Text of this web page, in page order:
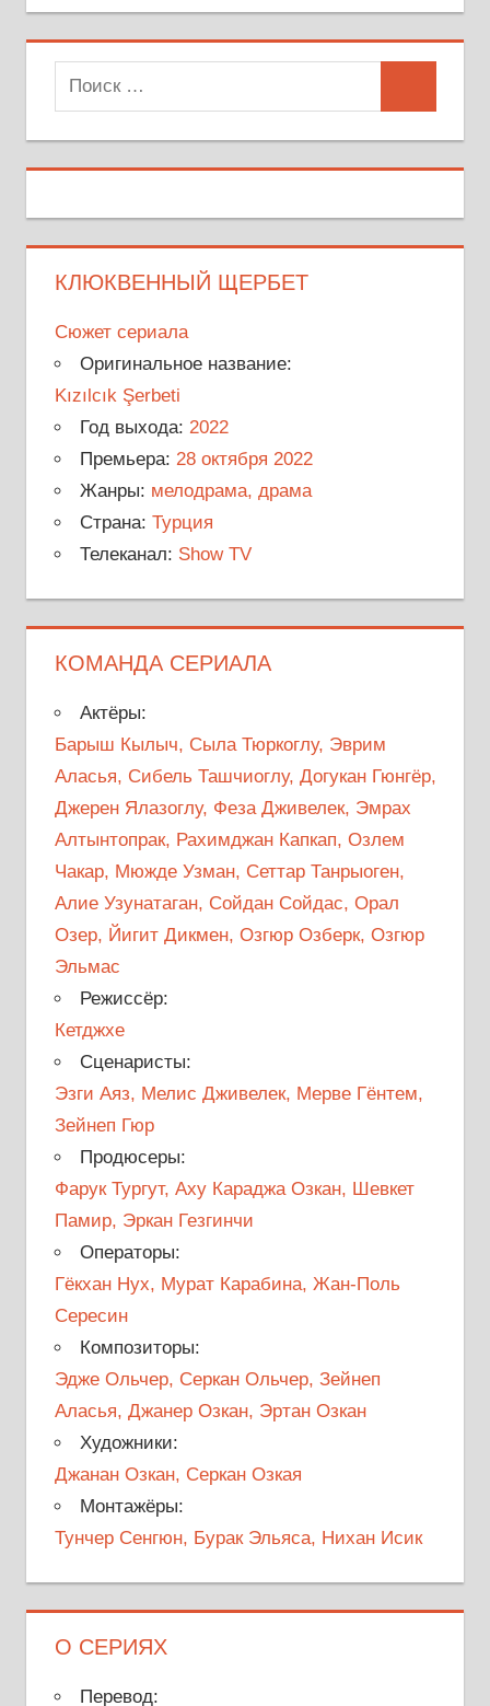
Поиск
для:
КЛЮКВЕННЫЙ ЩЕРБЕТ
Сюжет сериала
Оригинальное название:
Kızılcık Şerbeti
Год выхода: 2022
Премьера: 28 октября 2022
Жанры: мелодрама, драма
Страна: Турция
Телеканал: Show TV
КОМАНДА СЕРИАЛА
Актёры:
Барыш Кылыч, Сыла Тюркоглу, Эврим
Аласья, Сибель Ташчиоглу, Догукан Гюнгёр,
Джерен Ялазоглу, Феза Дживелек, Эмрах
Алтынтопрак, Рахимджан Капкап, Озлем
Чакар, Мюжде Узман, Сеттар Танрыоген,
Алие Узунатаган, Сойдан Сойдас, Орал
Озер, Йигит Дикмен, Озгюр Озберк, Озгюр
Эльмас
Режиссёр:
Кетджхе
Сценаристы:
Эзги Аяз, Мелис Дживелек, Мерве Гёнтем,
Зейнеп Гюр
Продюсеры:
Фарук Тургут, Аху Караджа Озкан, Шевкет
Памир, Эркан Гезгинчи
Операторы:
Гёкхан Нух, Мурат Карабина, Жан-Поль
Сересин
Композиторы:
Эдже Ольчер, Серкан Ольчер, Зейнеп
Аласья, Джанер Озкан, Эртан Озкан
Художники:
Джанан Озкан, Серкан Озкая
Монтажёры:
Тунчер Сенгюн, Бурак Эльяса, Нихан Исик
О СЕРИЯХ
Перевод: